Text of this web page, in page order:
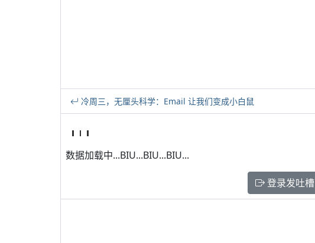
冷周三，无厘头科学：Email 让我们变成小白鼠
数据加载中...BIU...BIU...BIU...
登录发吐槽